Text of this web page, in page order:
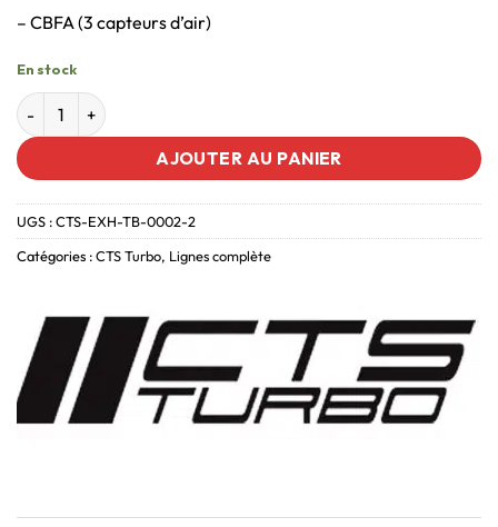
– CBFA (3 capteurs d’air)
En stock
AJOUTER AU PANIER
UGS :CTS-EXH-TB-0002-2
Catégories :CTS Turbo, Lignes complète